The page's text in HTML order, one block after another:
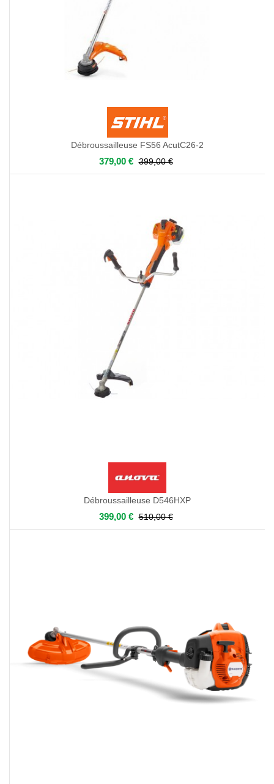
Débroussailleuse FS56 AcutC26-2
379,00 € 399,00 €
Débroussailleuse D546HXP
399,00 € 510,00 €